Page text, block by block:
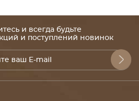
и всегда будьте
и поступлений новинок